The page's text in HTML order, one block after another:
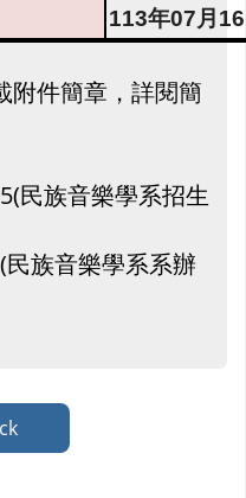
113年07月 16
附件簡章，詳閱簡
民族音樂學系招生
族音樂學系系辦